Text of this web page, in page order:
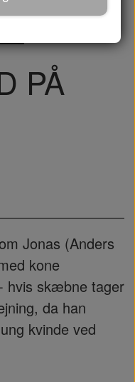
PÅ
Jonas (Anders
kone
hvis skæbne tager
da han
kvinde ved